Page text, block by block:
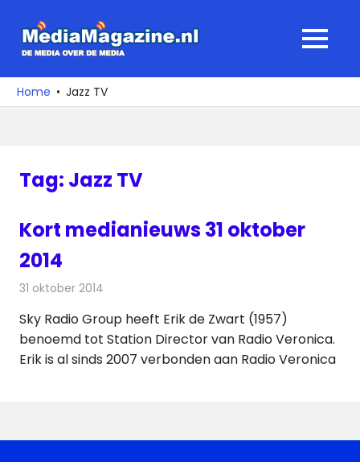
naar
media
over
MENU
Home Jazz TV
Tag: Jazz TV
Kort medianieuws 31 oktober
2014
31 oktober 2014
Sky Radio Group heeft Erik de Zwart (1957)
benoemd tot Station Director van Radio Veronica.
Erik is al sinds 2007 verbonden aan Radio Veronica